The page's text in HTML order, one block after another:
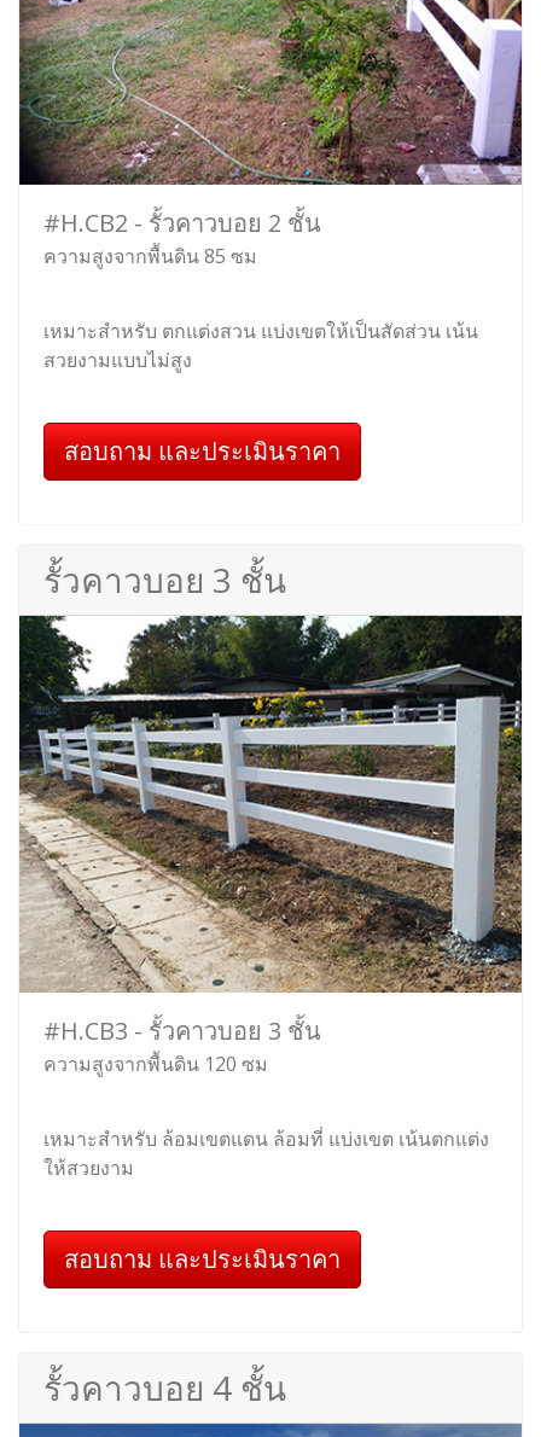
#H.CB2 - รั้วคาวบอย 2 ชั้น
ความสูงจากพื้นดิน 85 ซม
เหมาะสำหรับ ตกแต่งสวน แบ่งเขตให้เป็นสัดส่วน เน้น
สวยงามแบบไม่สูง
สอบถาม และประเมินราคา
รั้วคาวบอย 3 ชั้น
#H.CB3 - รั้วคาวบอย 3 ชั้น
ความสูงจากพื้นดิน 120 ซม
เหมาะสำหรับ ล้อมเขตแดน ล้อมที่ แบ่งเขต เน้นตกแต่ง
ให้สวยงาม
สอบถาม และประเมินราคา
รั้วคาวบอย 4 ชั้น